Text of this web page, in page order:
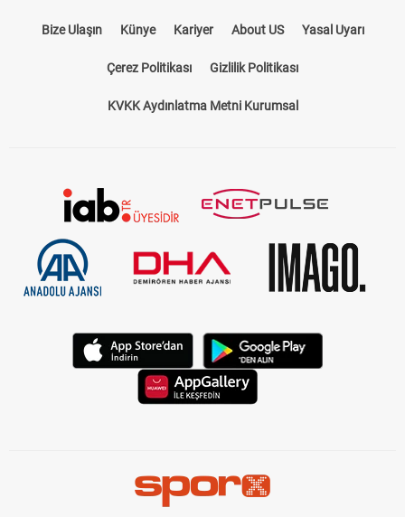
Bize Ulaşın Künye Kariyer About US Yasal Uyarı
Çerez Politikası Gizlilik Politikası
KVKK Aydınlatma Metni Kurumsal